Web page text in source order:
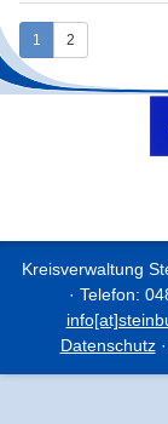
1 2
Kreisverwaltung
· Telefon:
Datenschutz·